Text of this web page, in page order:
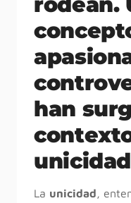
han
La unicidad,